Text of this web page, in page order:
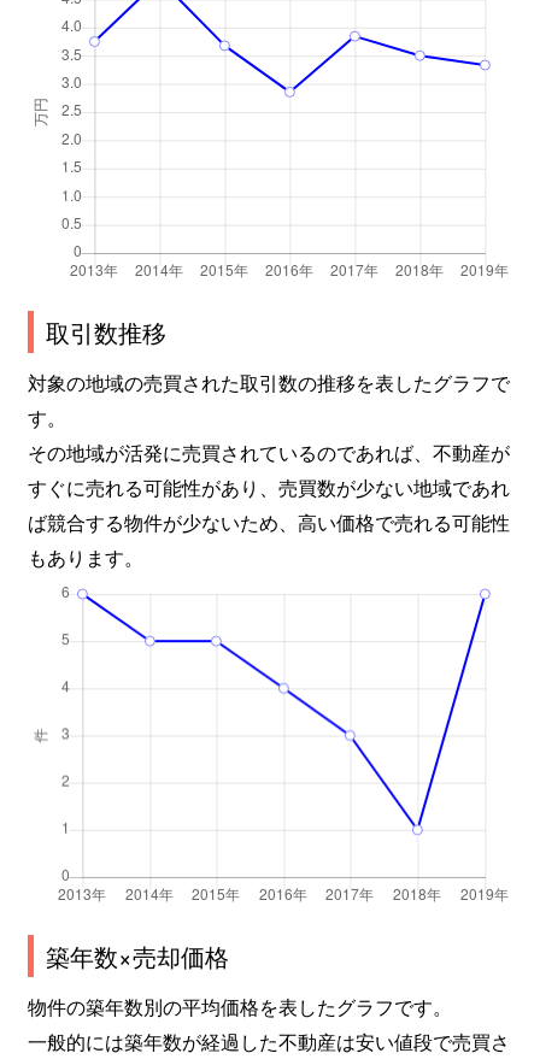
取引数推移
対象の地域の売買された取引数の推移を表したグラフで
す。
その地域が活発に売買されているのであれば、不動産が
すぐに売れる可能性があり、売買数が少ない地域であれ
ば競合する物件が少ないため、高い価格で売れる可能性
もあります。
築年数×売却価格
物件の築年数別の平均価格を表したグラフです。
一般的には築年数が経過した不動産は安い値段で売買さ